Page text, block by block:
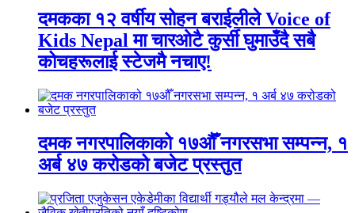
दमकका १२ वर्षीय सोहन बराईलीले Voice of
Kids Nepal मा चारओटै कुर्सी घुमाउँदै सबै
कोचहरूलाई स्टेजमै नचाए!
दमक नगरपालिकाको १७औँ नगरसभा सम्पन्न, १
अर्ब ४७ करोडको बजेट प्रस्तुत